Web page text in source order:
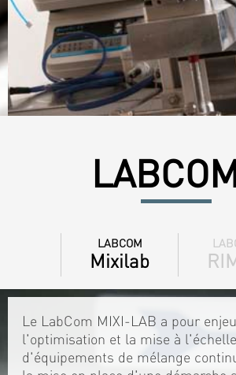
LABCOM
Mixilab
Le LabCom MIXI-LAB a pour
l'optimisation et la mise à l'échelle
d'équipements de mélange